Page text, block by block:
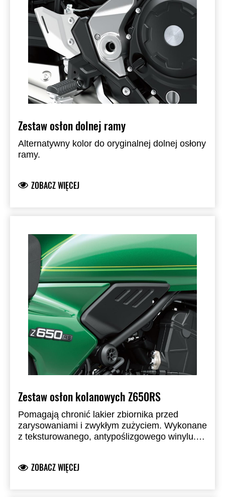
Zestaw osłon dolnej ramy
Alternatywny kolor do oryginalnej dolnej osłony
ramy.
ZOBACZ WIĘCEJ
Zestaw osłon kolanowych Z650RS
Pomagają chronić lakier zbiornika przed
zarysowaniami i zwykłym zużyciem. Wykonane
z teksturowanego, antypoślizgowego winylu.
ZOBACZ WIĘCEJ